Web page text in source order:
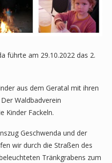
führte am 29.10.2022 das 2.
aus dem Geratal mit ihren
Waldbadverein
Kinder Fackeln.
Geschwenda und der
wir durch die Straßen des
Tränkgrabens zum